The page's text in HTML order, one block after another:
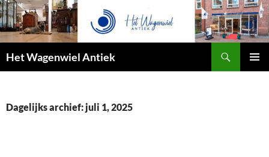
Het Wagenwiel Antiek
Dagelijks archief: juli 1, 2025